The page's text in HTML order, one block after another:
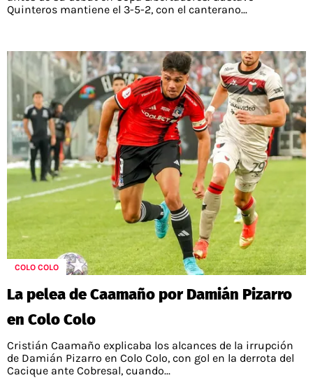
Quinteros mantiene el 3-5-2, con el canterano...
COLO COLO
La pelea de Caamaño por Damián Pizarro
en Colo Colo
Cristián Caamaño explicaba los alcances de la irrupción
de Damián Pizarro en Colo Colo, con gol en la derrota del
Cacique ante Cobresal, cuando...